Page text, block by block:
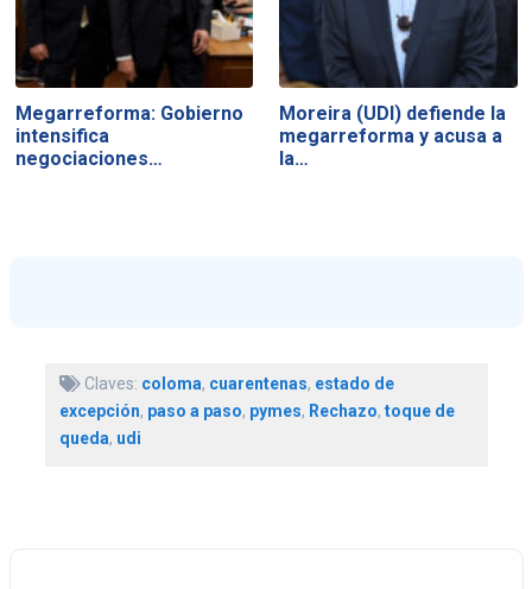
Megarreforma: Gobierno
intensifica
negociaciones…
Moreira (UDI) defiende la
megarreforma y acusa a
la…
Claves: coloma, cuarentenas, estado de
excepción, paso a paso, pymes, Rechazo, toque de
queda, udi